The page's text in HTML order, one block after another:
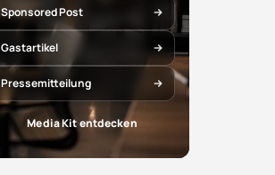
Sponsored Post
Gastartikel
Pressemitteilung
Media Kit entdecken